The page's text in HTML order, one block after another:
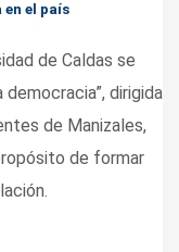
el país
de Caldas se
democracia”, dirigida
de Manizales,
de formar